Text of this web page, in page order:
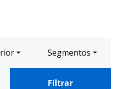
Segmentos
Filtrar